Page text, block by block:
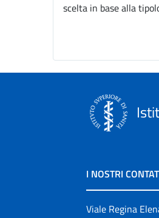
scelta in base alla
I NOSTRI
Viale Regina